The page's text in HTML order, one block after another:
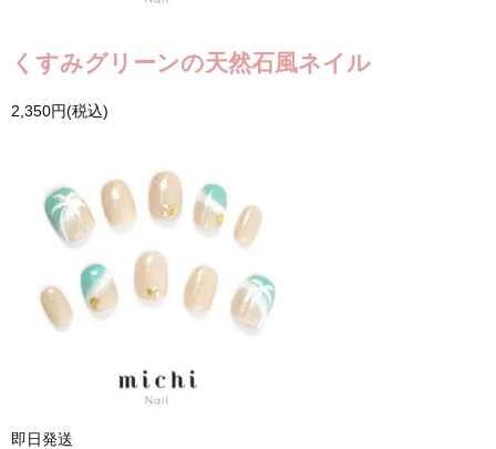
くすみグリーンの天然石風ネイル
2,350円(税込)
即日発送